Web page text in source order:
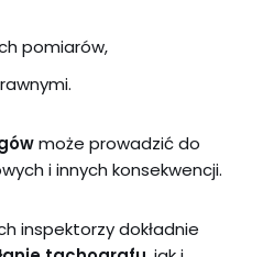
pomiarów,
może prowadzić do
i innych konsekwencji.
inspektorzy dokładnie